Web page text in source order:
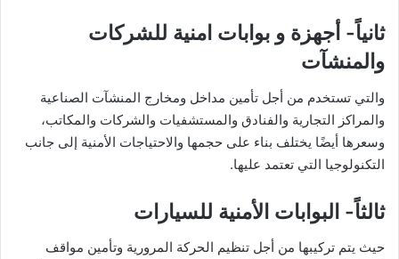
ثانياً- أجهزة و بوابات امنية للشركات
والمنشآت
والتي تستخدم من أجل تأمين مداخل ومخارج المنشآت الصناعية
والمراكز التجارية والفنادق والمستشفيات والشركات والمكاتب،
وسعرها أيضًا يختلف بناء على حجمها والاحتياجات الأمنية إلى جانب
التكنولوجيا التي تعتمد عليها.
ثالثاً- البوابات الأمنية للسيارات
حيث يتم تركيبها من أجل تنظيم الحركة المرورية وتأمين مواقف